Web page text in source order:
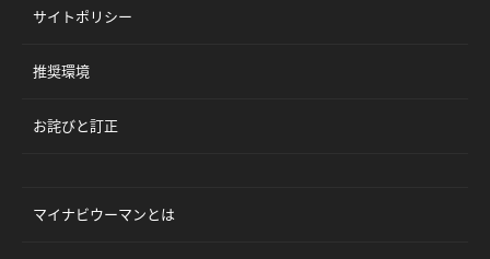
サイトポリシー
推奨環境
お詫びと訂正
マイナビウーマンとは